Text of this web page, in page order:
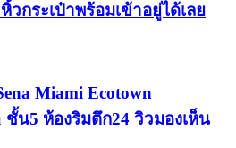
วกระเป๋าพร้อมเข้าอยู่ได้เลย
Miami Ecotown
ชั้น5 ห้องริมตึก24 วิวมองเห็น